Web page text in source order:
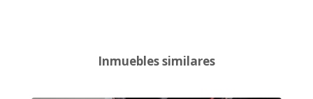
Inmuebles similares